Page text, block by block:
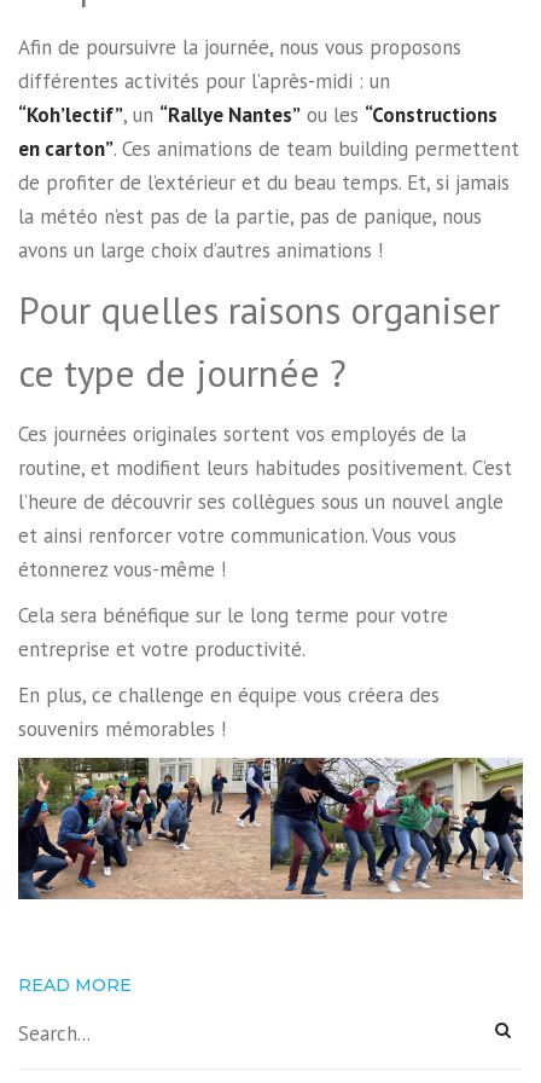
Afin de poursuivre la journée, nous vous proposons
différentes activités pour l’après-midi : un
“Koh’lectif”, un “Rallye Nantes” ou les “Constructions
en carton”. Ces animations de team building permettent
de profiter de l’extérieur et du beau temps. Et, si jamais
la météo n’est pas de la partie, pas de panique, nous
avons un large choix d’autres animations !
Pour quelles raisons organiser
ce type de journée ?
Ces journées originales sortent vos employés de la
routine, et modifient leurs habitudes positivement. C’est
l’heure de découvrir ses collègues sous un nouvel angle
et ainsi renforcer votre communication. Vous vous
étonnerez vous-même !
Cela sera bénéfique sur le long terme pour votre
entreprise et votre productivité.
En plus, ce challenge en équipe vous créera des
souvenirs mémorables !
READ MORE